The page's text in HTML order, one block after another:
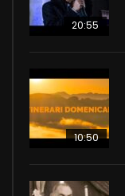
20:55
10:50